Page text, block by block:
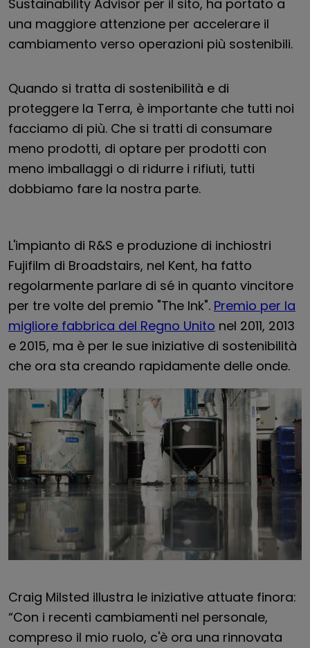
Sustainability Advisor per il sito, ha portato a
una maggiore attenzione per accelerare il
cambiamento verso operazioni più sostenibili.
Quando si tratta di sostenibilità e di
proteggere la Terra, è importante che tutti noi
facciamo di più. Che si tratti di consumare
meno prodotti, di optare per prodotti con
meno imballaggi o di ridurre i rifiuti, tutti
dobbiamo fare la nostra parte.
L'impianto di R&S e produzione di inchiostri
Fujifilm di Broadstairs, nel Kent, ha fatto
regolarmente parlare di sé in quanto vincitore
per tre volte del premio "The Ink". Premio per la
migliore fabbrica del Regno Unito nel 2011, 2013
e 2015, ma è per le sue iniziative di sostenibilità
che ora sta creando rapidamente delle onde.
Craig Milsted illustra le iniziative attuate finora:
“Con i recenti cambiamenti nel personale,
compreso il mio ruolo, c'è ora una rinnovata